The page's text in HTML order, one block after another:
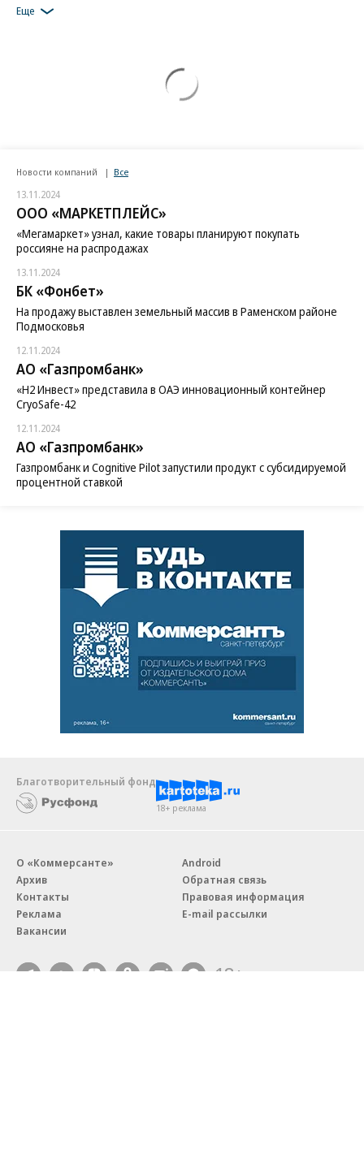
Еще
Новости компаний Все
13.11.2024
ООО «МАРКЕТПЛЕЙС»
«Мегамаркет» узнал, какие товары планируют покупать
россияне на распродажах
13.11.2024
БК «Фонбет»
На продажу выставлен земельный массив в Раменском районе
Подмосковья
12.11.2024
АО «Газпромбанк»
«H2 Инвест» представила в ОАЭ инновационный контейнер
CryoSafe-42
12.11.2024
АО «Газпромбанк»
Газпромбанк и Cognitive Pilot запустили продукт с субсидируемой
процентной ставкой
Благотворительный фонд
18+ реклама
О «Коммерсанте»
Архив
Контакты
Реклама
Вакансии
Android
Обратная связь
Правовая информация
E-mail рассылки
18+